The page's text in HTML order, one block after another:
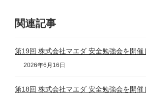
関連記事
第19回 株式会社マエダ 安全勉強会を開催
2026年6月16日
第18回 株式会社マエダ 安全勉強会を開催